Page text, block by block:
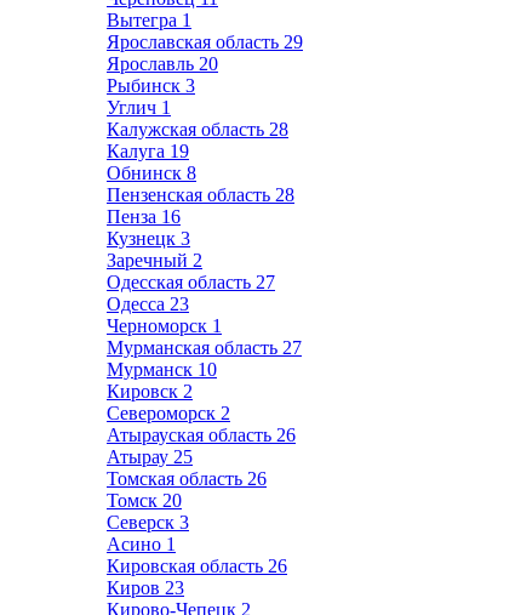
Вытегра 1
Ярославская область 29
Ярославль 20
Рыбинск 3
Углич 1
Калужская область 28
Калуга 19
Обнинск 8
Пензенская область 28
Пенза 16
Кузнецк 3
Заречный 2
Одесская область 27
Одесса 23
Черноморск 1
Мурманская область 27
Мурманск 10
Кировск 2
Североморск 2
Атырауская область 26
Атырау 25
Томская область 26
Томск 20
Северск 3
Асино 1
Кировская область 26
Киров 23
Кирово-Чепецк 2